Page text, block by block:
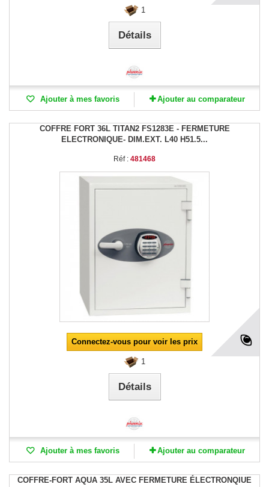
1
Détails
Ajouter à mes favoris Ajouter au comparateur
COFFRE FORT 36L TITAN2 FS1283E - FERMETURE
ELECTRONIQUE- DIM.EXT. L40 H51.5...
Réf : 481468
Connectez-vous pour voir les prix
1
Détails
Ajouter à mes favoris Ajouter au comparateur
COFFRE-FORT AQUA 35L AVEC FERMETURE ÉLECTRONQIUE